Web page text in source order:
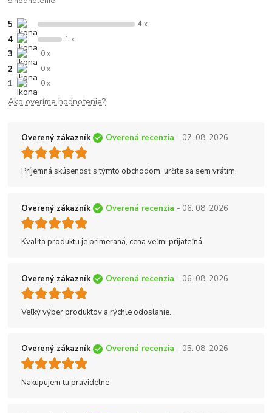
5 4 x
4 1 x
3 0 x
2 0 x
1 0 x
Ako overíme hodnotenie?
Overený zákazník Overená recenzia - 07. 08. 2026
Príjemná skúsenosť s týmto obchodom, určite sa sem vrátim.
Overený zákazník Overená recenzia - 06. 08. 2026
Kvalita produktu je primeraná, cena veľmi prijateľná.
Overený zákazník Overená recenzia - 06. 08. 2026
Veľký výber produktov a rýchle odoslanie.
Overený zákazník Overená recenzia - 05. 08. 2026
Nakupujem tu pravidelne